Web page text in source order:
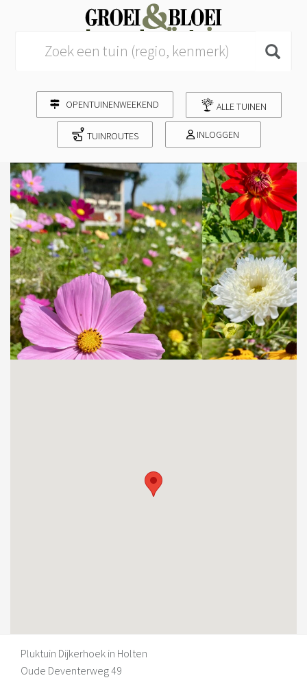
OPENTUINENWEEKEND ALLE TUINEN
TUINROUTES INLOGGEN
Pluktuin Dijkerhoek in Holten
Oude Deventerweg 49